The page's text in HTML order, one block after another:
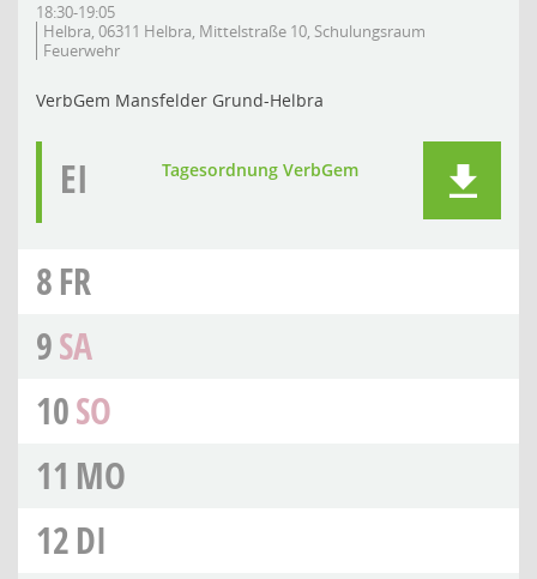
18:30-19:05
Helbra, 06311 Helbra, Mittelstraße 10, Schulungsraum
Feuerwehr
VerbGem Mansfelder Grund-Helbra
EI Tagesordnung VerbGem
8FR
9SA
10SO
11 MO
12DI